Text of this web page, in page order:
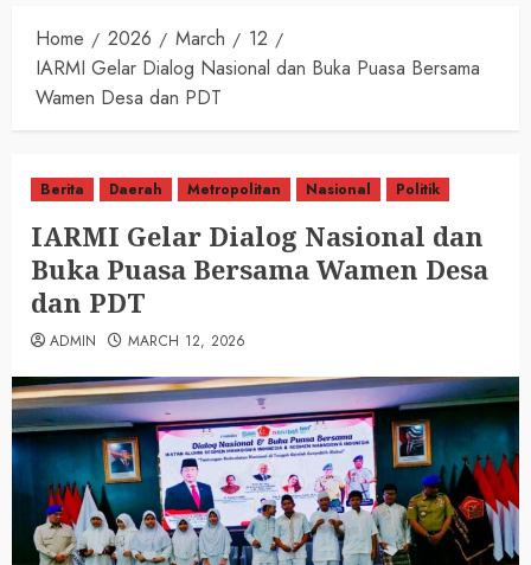
Home 2026 March
12
IARMI Gelar Dialog Nasional dan Buka Puasa Bersama
Wamen Desa dan PDT
Berita Daerah Metropolitan Nasional Politik
IARMI Gelar Dialog Nasional dan
Buka Puasa Bersama Wamen Desa
dan PDT
ADMIN MARCH 12, 2026